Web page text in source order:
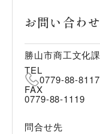
お問い合わせ
勝山市商工文化課
TEL
0779-88-8117
FAX
0779-88-1119
問合せ先